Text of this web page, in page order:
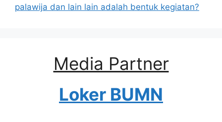
palawija dan lain lain adalah bentuk kegiatan?
Media Partner
Loker BUMN